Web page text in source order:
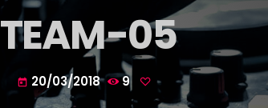
TEAM-05
today 20/03/2018 9